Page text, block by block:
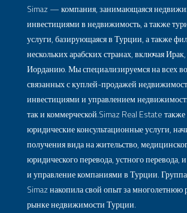
Simaz — компания, занимающаяся
инвестициями в недвижимость, а также
услуги, базирующаяся в Турции, а также
нескольких арабских странах, включая
Иорданию. Мы специализируемся на всех
связанных с куплей-продажей
инвестициями и управлением
так и коммерческой.Simaz Real Estate также
юридические консультационные услуги,
получения вида на жительство,
юридического перевода, устного перевода,
и управление компаниями в Турции.
Simaz накопила свой опыт за многолетнюю
рынке недвижимости Турции.